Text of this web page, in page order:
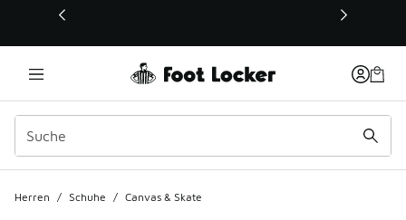
Dieser Link öffnet sich in einem neuen Fenster
Herren / Schuhe / Canvas & Skate